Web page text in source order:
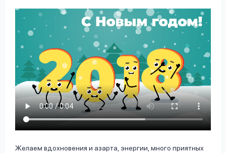
Желаем вдохновения и азарта, энергии, много приятных